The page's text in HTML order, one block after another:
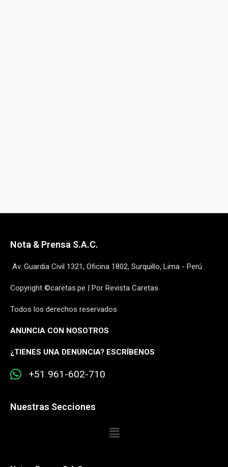
Nota & Prensa S.A.C.
Av. Guardia Civil 1321, Oficina 1802, Surquillo, Lima - Perú
Copyright ©caretas.pe | Por Revista Caretas
Todos los derechos reservados
ANUNCIA CON NOSOTROS
¿TIENES UNA DENUNCIA? ESCRÍBENOS
+51 961-602-710
Nuestras Secciones